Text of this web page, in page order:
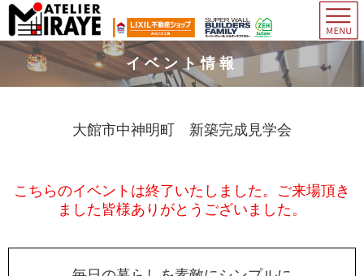
イベント情報
大館市中神明町 新築完成見学会
こちらのイベントは終了いたしました。ご来場頂き
ました皆様ありがとうございました。